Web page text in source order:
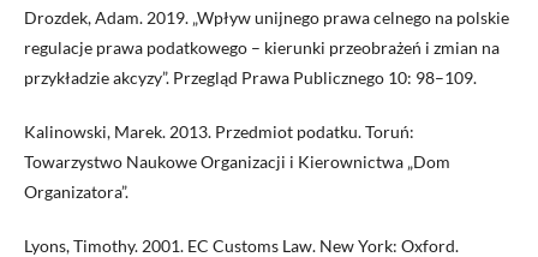
Drozdek, Adam. 2019. „Wpływ unijnego prawa celnego na polskie
regulacje prawa podatkowego – kierunki przeobrażeń i zmian na
przykładzie akcyzy”. Przegląd Prawa Publicznego 10: 98–109.
Kalinowski, Marek. 2013. Przedmiot podatku. Toruń:
Towarzystwo Naukowe Organizacji i Kierownictwa „Dom
Organizatora”.
Lyons, Timothy. 2001. EC Customs Law. New York: Oxford.